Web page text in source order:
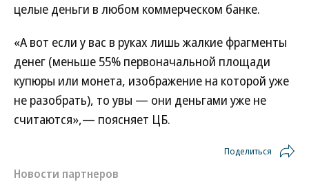
целые деньги в любом коммерческом банке.
«А вот если у вас в руках лишь жалкие фрагменты
денег (меньше 55% первоначальной площади
купюры или монета, изображение на которой уже
не разобрать), то увы — они деньгами уже не
считаются»,— поясняет ЦБ.
Поделиться
Новости партнеров